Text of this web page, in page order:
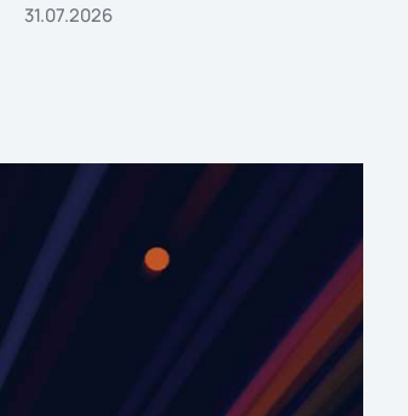
31.07.2026